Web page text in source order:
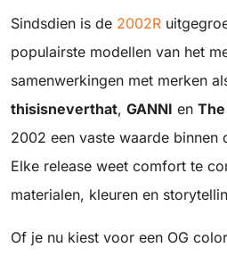
Sindsdien is de 2002R
populairste modellen van het
samenwerkingen met merken
thisisneverthat, GANNI en
2002 een vaste waarde binnen
Elke release weet comfort te
materialen, kleuren en
Of je nu kiest voor een OG